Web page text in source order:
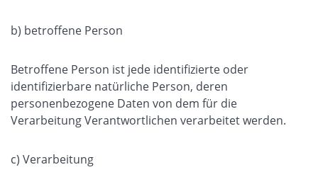
b) betroffene Person
Betroffene Person ist jede identifizierte oder
identifizierbare natürliche Person, deren
personenbezogene Daten von dem für die
Verarbeitung Verantwortlichen verarbeitet werden.
c) Verarbeitung